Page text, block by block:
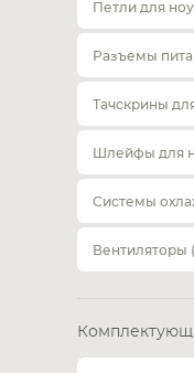
Петли для
Разъемы
Тачскрины
Шлейфы для
Системы
Вентиляторы